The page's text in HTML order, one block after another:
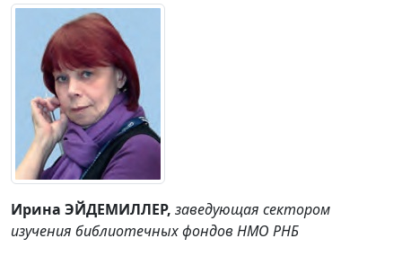
Ирина ЭЙДЕМИЛЛЕР, заведующая сектором
изучения библиотечных фондов НМО РНБ